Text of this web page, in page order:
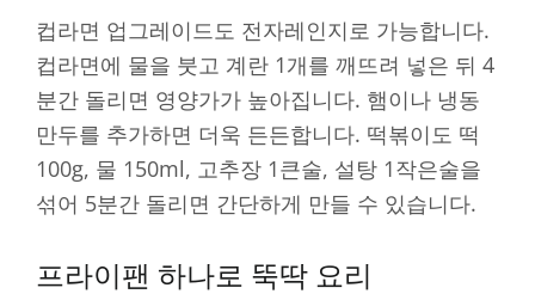
컵라면 업그레이드도 전자레인지로 가능합니다.
컵라면에 물을 붓고 계란 1개를 깨뜨려 넣은 뒤 4
분간 돌리면 영양가가 높아집니다. 햄이나 냉동
만두를 추가하면 더욱 든든합니다. 떡볶이도 떡
100g, 물 150ml, 고추장 1큰술, 설탕 1작은술을
섞어 5분간 돌리면 간단하게 만들 수 있습니다.
프라이팬 하나로 뚝딱 요리